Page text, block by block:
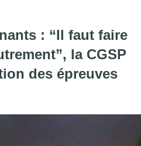
"Symbole interdit, insultes et
: “Il faut faire
la CGSP
des épreuves